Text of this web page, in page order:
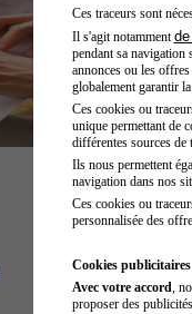
Ces traceurs sont
Il s'agit notamment
pendant sa navigation
annonces ou les
globalement garantir
Ces cookies ou
unique permettant de
différentes sources de
Ils nous permettent
navigation dans nos
Ces cookies ou
personnalisée des
Cookies publicitaires
Avec votre accord ,
proposer des